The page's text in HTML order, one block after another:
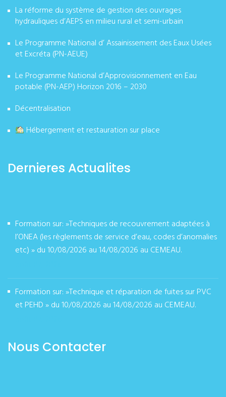
La réforme du système de gestion des ouvrages
hydrauliques d’AEPS en milieu rural et semi-urbain
Le Programme National d’ Assainissement des Eaux Usées
et Excréta (PN-AEUE)
Le Programme National d’Approvisionnement en Eau
potable (PN-AEP) Horizon 2016 – 2030
Décentralisation
Hébergement et restauration sur place
Dernieres Actualites
Formation sur: »Techniques de recouvrement adaptées à
l’ONEA (les règlements de service d’eau, codes d’anomalies
etc) » du 10/08/2026 au 14/08/2026 au CEMEAU.
Formation sur: »Technique et réparation de fuites sur PVC
et PEHD » du 10/08/2026 au 14/08/2026 au CEMEAU.
Nous Contacter